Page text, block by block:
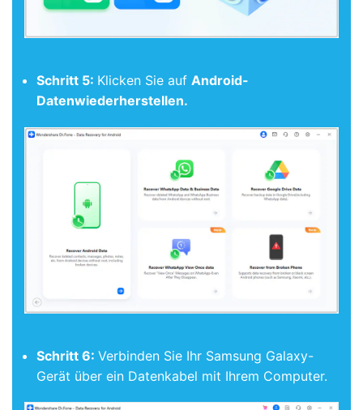
Schritt 5: Klicken Sie auf Android-
Datenwiederherstellen.
Schritt 6: Verbinden Sie Ihr Samsung Galaxy-
Gerät über ein Datenkabel mit Ihrem Computer.